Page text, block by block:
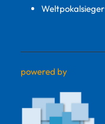
Weltpokalsieger
powered by